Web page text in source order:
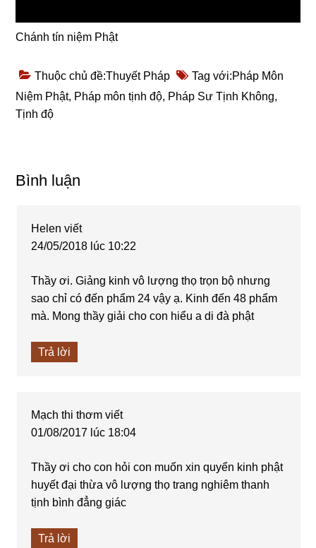
Chánh tín niệm Phật
Thuộc chủ đề:Thuyết Pháp Tag với:Pháp Môn
Niệm Phật, Pháp môn tịnh độ, Pháp Sư Tịnh Không,
Tịnh độ
Reader
Bình luận
Helen viết
24/05/2018 lúc 10:22
Thầy ơi. Giảng kinh vô lượng thọ trọn bộ nhưng
sao chỉ có đến phẩm 24 vậy ạ. Kinh đến 48 phẩm
mà. Mong thầy giải cho con hiểu a di đà phật
Trả lời
Mạch thi thơm viết
01/08/2017 lúc 18:04
Thầy ơi cho con hỏi con muốn xin quyển kinh phật
huyết đại thừa vô lượng thọ trang nghiêm thanh
tịnh bình đẳng giác
Trả lời